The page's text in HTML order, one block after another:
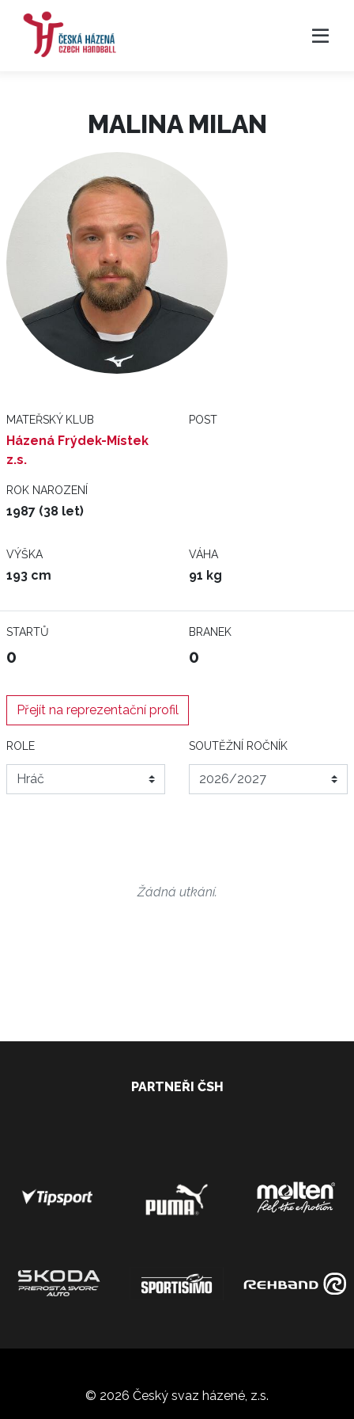
MALINA MILAN
MATEŘSKÝ KLUB
Házená Frýdek-Místek
z.s.
POST
ROK NAROZENÍ
1987 (38 let)
VÝŠKA
193 cm
VÁHA
91 kg
STARTŮ
0
BRANEK
0
Přejít na reprezentační profil
ROLE SOUTĚŽNÍ ROČNÍK
Žádná utkání.
PARTNEŘI ČSH
© 2026 Český svaz házené, z.s.